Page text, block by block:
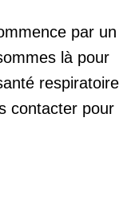
par un
là pour
respiratoire
contacter pour